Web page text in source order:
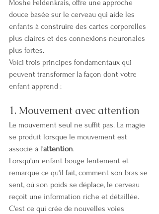
Moshe Feldenkrais, offre une approche
douce basée sur le cerveau qui aide les
enfants à construire des cartes corporelles
plus claires et des connexions neuronales
plus fortes.
Voici trois principes fondamentaux qui
peuvent transformer la façon dont votre
enfant apprend :
1. Mouvement avec attention
Le mouvement seul ne suffit pas. La magie
se produit lorsque le mouvement est
associé à l'attention.
Lorsqu'un enfant bouge lentement et
remarque ce qu'il fait, comment son bras se
sent, où son poids se déplace, le cerveau
reçoit une information riche et détaillée.
C'est ce qui crée de nouvelles voies